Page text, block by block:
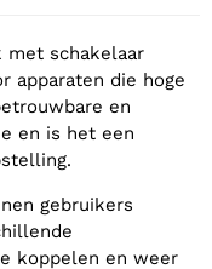
met schakelaar
apparaten die hoge
en
en is het een
gebruikers
koppelen en weer